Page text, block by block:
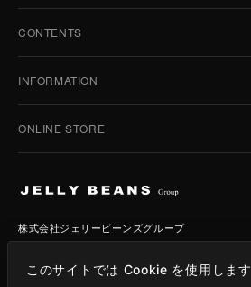
株式会社ジェリービーンズグループ
東京都中央区勝どき3-13-1
CONTENTS
HOME
ホーム
BRAND
STORIES
ストーリー
COMPANY
会社情報
INFORMATION
TOPICS
トピックス
IR情報
CSR
BENEFITS
STOCK INFO
ONLINE STORE
ジェリービーンズ
ジェリービーンズスタイル
361°
VOVO
このサイトでは Cookie を使用します